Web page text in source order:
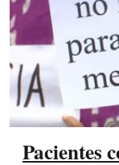
Pacientes